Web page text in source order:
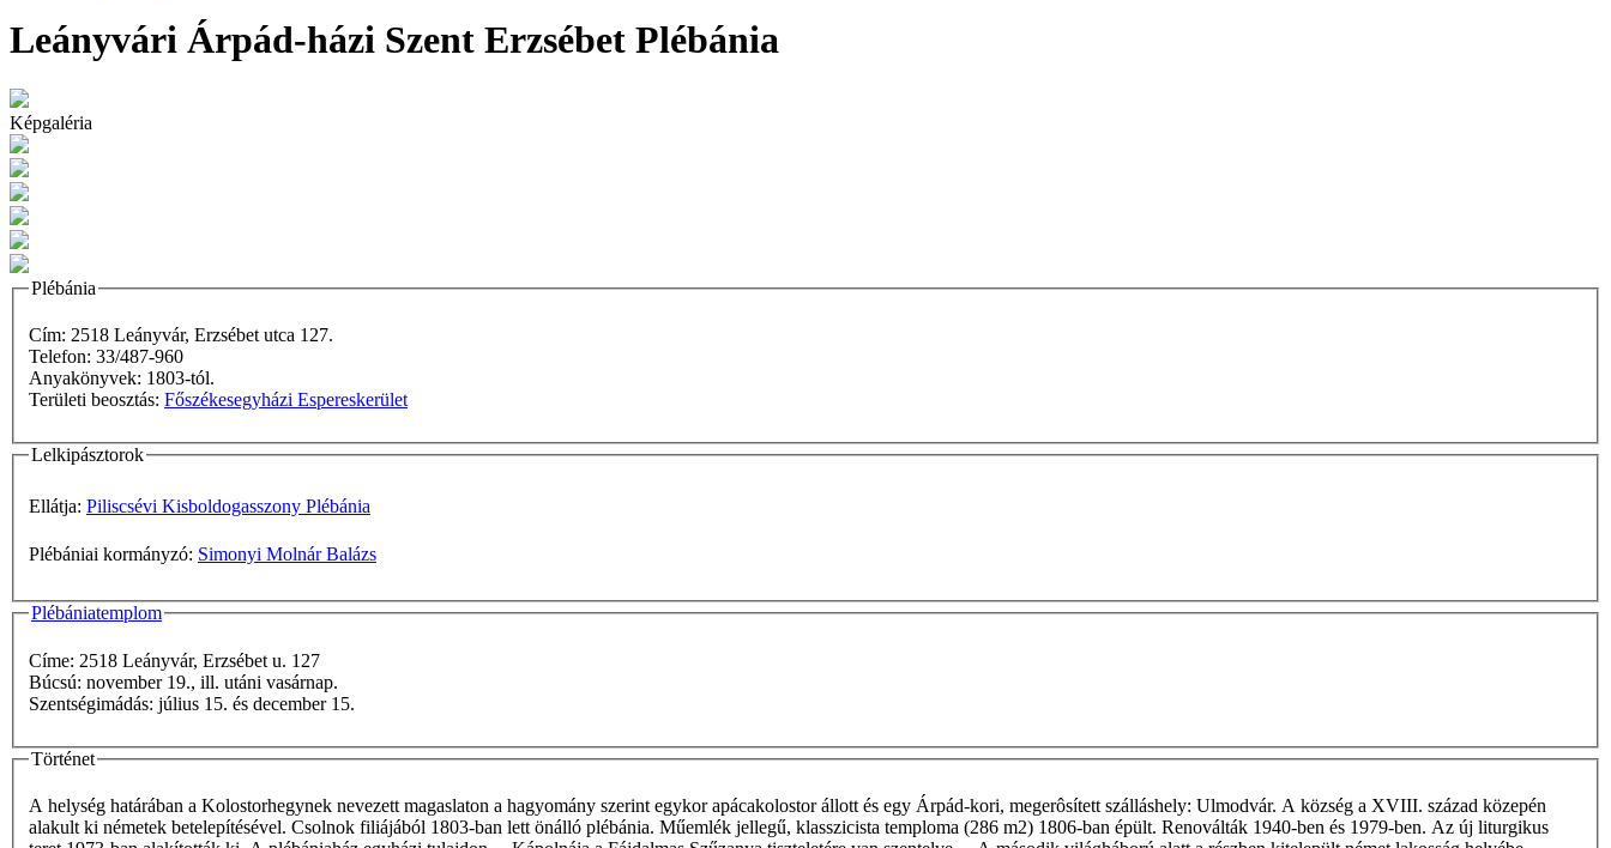
Leányvári Árpád-házi Szent Erzsébet Plébánia
Képgaléria
Plébánia
Cím: 2518 Leányvár, Erzsébet utca 127.
Telefon: 33/487-960
Anyakönyvek: 1803-tól.
Területi beosztás: Főszékesegyházi Espereskerület
Lelkipásztorok
Ellátja: Piliscsévi Kisboldogasszony Plébánia
Plébániai kormányzó: Simonyi Molnár Balázs
Plébániatemplom
Címe: 2518 Leányvár, Erzsébet u. 127
Búcsú: november 19., ill. utáni vasárnap.
Szentségimádás: július 15. és december 15.
Történet
A helység határában a Kolostorhegynek nevezett magaslaton a hagyomány szerint egykor apácakolostor állott és egy Árpád-kori, megerôsített szálláshely: Ulmodvár. A község a XVIII. század közepén
alakult ki németek betelepítésével. Csolnok filiájából 1803-ban lett önálló plébánia. Műemlék jellegű, klasszicista temploma (286 m2) 1806-ban épült. Renoválták 1940-ben és 1979-ben. Az új liturgikus